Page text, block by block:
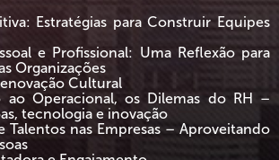
Estratégias para Construir Equipes
e Profissional: Uma Reflexão para
Organizações
Cultural
ao Operacional, os Dilemas do RH –
tecnologia e inovação
Talentos nas Empresas – Aproveitando